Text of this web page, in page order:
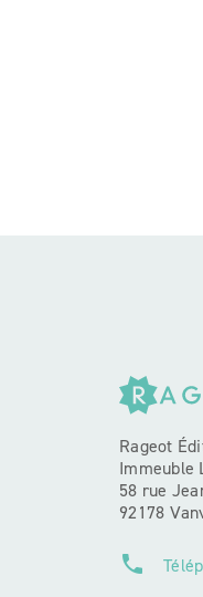
Rageot
Immeuble
58 rue
92178
phone